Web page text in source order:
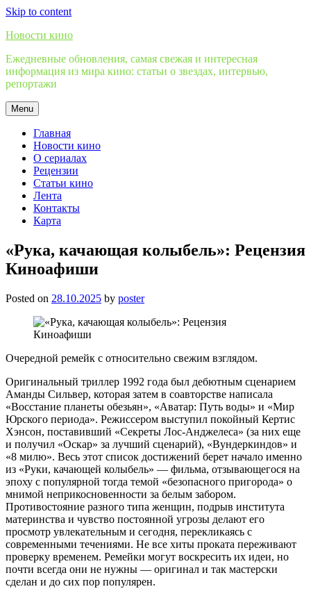
Skip to content
Новости кино
Ежедневные обновления, самая свежая и интересная
информация из мира кино: статьи о звездах, интервью,
репортажи
Menu
Главная
Новости кино
О сериалах
Рецензии
Статьи кино
Лента
Контакты
Карта
«Рука, качающая колыбель»: Рецензия
Киноафиши
Posted on 28.10.2025 by poster
Очередной ремейк с относительно свежим взглядом.
Оригинальный триллер 1992 года был дебютным сценарием
Аманды Сильвер, которая затем в соавторстве написала
«Восстание планеты обезьян», «Аватар: Путь воды» и «Мир
Юрского периода». Режиссером выступил покойный Кертис
Хэнсон, поставивший «Секреты Лос-Анджелеса» (за них еще
и получил «Оскар» за лучший сценарий), «Вундеркиндов» и
«8 милю». Весь этот список достижений берет начало именно
из «Руки, качающей колыбель» — фильма, отзывающегося на
эпоху с популярной тогда темой «безопасного пригорода» о
мнимой неприкосновенности за белым забором.
Противостояние разного типа женщин, подрыв института
материнства и чувство постоянной угрозы делают его
просмотр увлекательным и сегодня, перекликаясь с
современными течениями. Не все хиты проката переживают
проверку временем. Ремейки могут воскресить их идеи, но
почти всегда они не нужны — оригинал и так мастерски
сделан и до сих пор популярен.